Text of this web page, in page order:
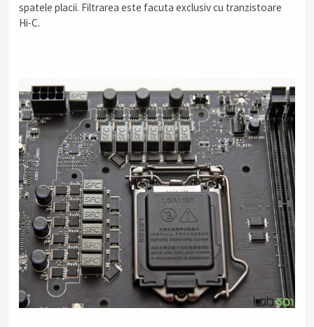
spatele placii. Filtrarea este facuta exclusiv cu tranzistoare
Hi-C.